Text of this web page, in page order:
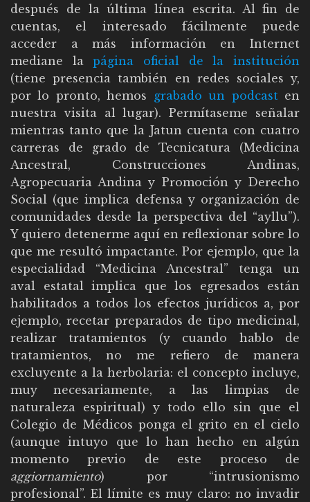
después de la última línea escrita. Al fin de
cuentas, el interesado fácilmente puede
acceder a más información en Internet
mediane lapágina oficial de la institución
(tiene presencia también en redes sociales y,
por lo pronto, hemos
grabado un podcasten
nuestra visita al lugar). Permítaseme señalar
mientras tanto que la Jatun cuenta con cuatro
carreras de grado de Tecnicatura (Medicina
Ancestral, Construcciones Andinas,
Agropecuaria Andina y Promoción y Derecho
Social (que implica defensa y organización de
comunidades desde la perspectiva del “ayllu”).
Y quiero detenerme aquí en reflexionar sobre lo
que me resultó impactante. Por ejemplo, que la
especialidad “Medicina Ancestral” tenga un
aval estatal implica que los egresados están
habilitados a todos los efectos jurídicos a, por
ejemplo, recetar preparados de tipo medicinal,
realizar tratamientos (y cuando hablo de
tratamientos, no me refiero de manera
excluyente a la herbolaria: el concepto incluye,
muy necesariamente, a las limpias de
naturaleza espiritual) y todo ello sin que el
Colegio de Médicos ponga el grito en el cielo
(aunque intuyo que lo han hecho en algún
momento previo de este proceso de
aggiornamiento) por “intrusionismo
profesional”. El límite es muy claro: no invadir